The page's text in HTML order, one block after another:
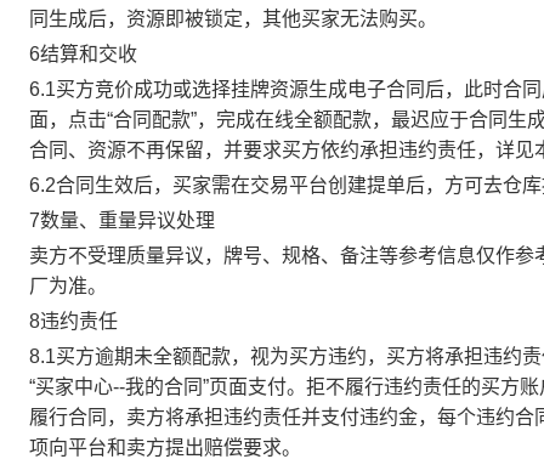
同生成后，资源即被锁定，其他买家无法购买。
6结算和交收
6.1买方竞价成功或选择挂牌资源生成电子合同后，此时合
面，点击“合同配款”，完成在线全额配款，最迟应于合同
合同、资源不再保留，并要求买方依约承担违约责任，详见
6.2合同生效后，买家需在交易平台创建提单后，方可去仓
7数量、重量异议处理
卖方不受理质量异议，牌号、规格、备注等参考信息仅作
厂为准。
8违约责任
8.1买方逾期未全额配款，视为买方违约，买方将承担违约
“买家中心--我的合同”页面支付。拒不履行违约责任的买方
履行合同，卖方将承担违约责任并支付违约金，每个违约
项向平台和卖方提出赔偿要求。